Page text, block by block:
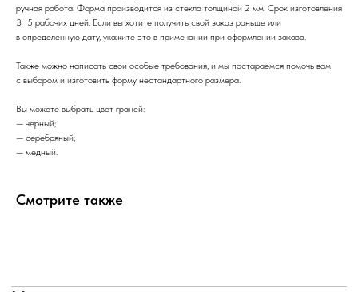
ручная работа. Форма производится из стекла толщиной 2 мм. Срок изготовления
3−5 рабочих дней. Если вы хотите получить свой заказ раньше или
в определенную дату, укажите это в примечании при оформлении заказа.
Также можно написать свои особые требования, и мы постараемся помочь вам
с выбором и изготовить форму нестандартного размера.
Вы можете выбрать цвет граней:
— черный;
— серебряный;
— медный.
Смотрите также
Магазин
БОНСАЙ
DIY НАБОРЫ
ТЕРРАРИУМЫ БЕЗ РАСТЕНИЙ
ОРХИДЕИ
ОПЛАТА И ДОСТАВКА
О НАСКОНТАКТЫ
Напишите нам
У ВАС ЕСТЬ ВОПРОС ИЛИ ВЫ ХОТИТЕ
ПОДЕЛИТЬСЯ СВОИМ ОПЫТОМ? ОСТАВЬТЕ НАМ
Отправить